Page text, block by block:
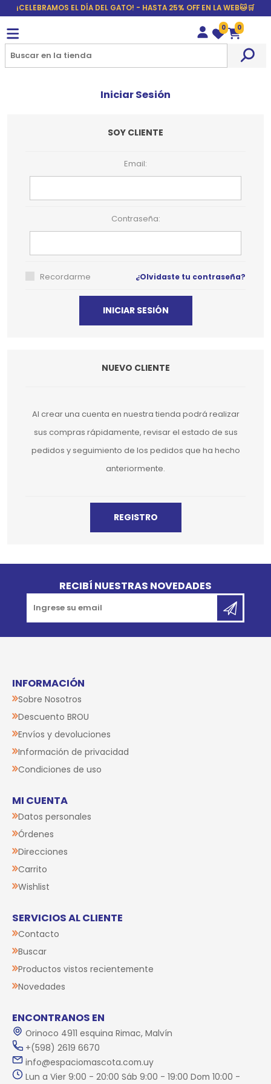
¡CELEBRAMOS EL DÍA DEL GATO! - HASTA 25% OFF EN LA WEB🐱🛒
Wishlist
0
Carrito
0
Iniciar Sesión
SOY CLIENTE
Email:
Contraseña:
Recordarme ¿Olvidaste tu contraseña?
NUEVO CLIENTE
Al crear una cuenta en nuestra tienda podrá realizar
sus compras rápidamente, revisar el estado de sus
pedidos y seguimiento de los pedidos que ha hecho
anteriormente.
RECIBÍ NUESTRAS NOVEDADES
INFORMACIÓN
Sobre Nosotros
Descuento BROU
Envíos y devoluciones
Información de privacidad
Condiciones de uso
MI CUENTA
Datos personales
Órdenes
Direcciones
Carrito
Wishlist
SERVICIOS AL CLIENTE
Contacto
Buscar
Productos vistos recientemente
Novedades
ENCONTRANOS EN
Orinoco 4911 esquina Rimac, Malvín
+(598) 2619 6670
info@espaciomascota.com.uy
Lun a Vier 9:00 - 20:00 Sáb 9:00 - 19:00 Dom 10:00 -